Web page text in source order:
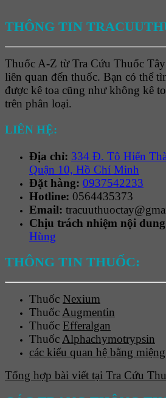
THÔNG TIN
Thuốc A-Z từ Tra Cứu Thuốc
liên quan đến thuốc. Bạn có thể
được kê toa cũng như không kê
trên phân loại.
LIÊN HỆ:
Địa chỉ: 334 Đ. Tô Hiến
Quận 10, Hồ Chí Minh
Đặt hàng: 0937542233
Hotline: 0564435373
Email:
Chịu trách nhiệm nội
Hùng
THÔNG TIN THUỐC:
Thuốc Nexium
Thuốc Augmentin
Thuốc Efferalgan
Thuốc Alphachymotrypsin
các kiểu quan hệ bằng miệng
Tổng hợp bài viết tại Tra Cứu